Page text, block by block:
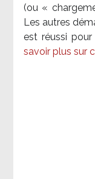
(ou «
Les autres
est réussi
savoir plus sur